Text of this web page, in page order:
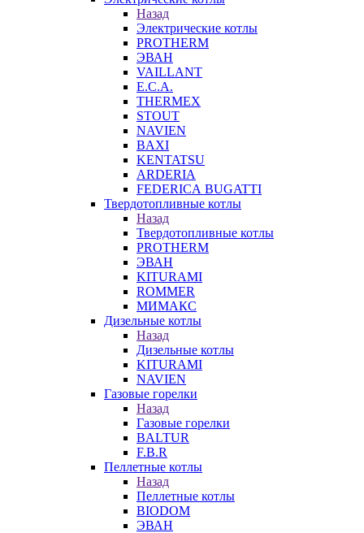
Назад
Электрические котлы
PROTHERM
ЭВАН
VAILLANT
E.C.A.
THERMEX
STOUT
NAVIEN
BAXI
KENTATSU
ARDERIA
FEDERICА BUGATTI
Твердотопливные котлы
Назад
Твердотопливные котлы
PROTHERM
ЭВАН
KITURAMI
ROMMER
МИМАКС
Дизельные котлы
Назад
Дизельные котлы
KITURAMI
NAVIEN
Газовые горелки
Назад
Газовые горелки
BALTUR
F.B.R
Пеллетные котлы
Назад
Пеллетные котлы
BIODOM
ЭВАН